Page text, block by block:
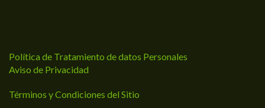
Política de Tratamiento de datos Personales
Aviso de Privacidad
Términos y Condiciones del Sitio